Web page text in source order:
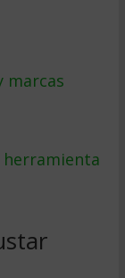
marcas
herramienta